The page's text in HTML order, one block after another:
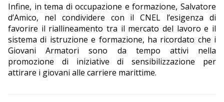
Infine, in tema di occupazione e formazione, Salvatore
d’Amico, nel condividere con il CNEL l’esigenza di
favorire il riallineamento tra il mercato del lavoro e il
sistema di istruzione e formazione, ha ricordato che i
Giovani Armatori sono da tempo attivi nella
promozione di iniziative di sensibilizzazione per
attirare i giovani alle carriere marittime.